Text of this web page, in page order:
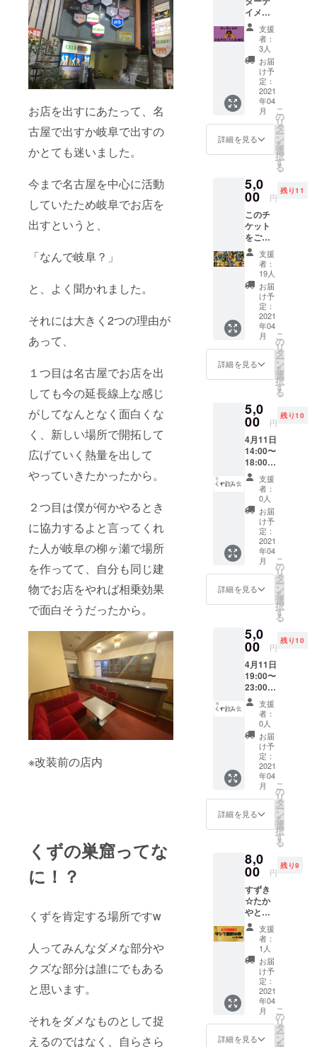
お店を出すにあたって、名
古屋で出すか岐阜で出すの
かとても迷いました。
今まで名古屋を中心に活動
していたため岐阜でお店を
出すというと、
「なんで岐阜？」
と、よく聞かれました。
それには大きく2つの理由が
あって、
１つ目は名古屋でお店を出
しても今の延長線上な感じ
がしてなんとなく面白くな
く、新しい場所で開拓して
広げていく熱量を出して
やっていきたかったから。
２つ目は僕が何かやるとき
に協力するよと言ってくれ
た人が岐阜の柳ヶ瀬で場所
を作ってて、自分も同じ建
物でお店をやれば相乗効果
で面白そうだったから。
※改装前の店内
くずの巣窟ってな
に！？
くずを肯定する場所ですw
人ってみんなダメな部分や
クズな部分は誰にでもある
と思います。
それをダメなものとして捉
えるのではなく、自らさら
お名前
をご記
入くだ
さい。
て感謝
の気持
ちを込
めて手
を合わ
せま
す。 感
謝の
メッ
セージ
を送り
ます。
イメン
トエセ
タロッ
ト占い
師の
おっ
ちゃん
とzオン
ライン
ツール
で60分
エセタ
ロット
占いを
ら人生
相談が
出来る
権利で
す。 日
時は
メール
でやり
とりを
します
ので必
ずよく
確認す
るメー
ルアド
レスを
ご記入
支援
者：
3人
お届
け予
定：
2021
年04
月
詳細を見る
こ
の
リ
タ
ー
ン
を
選
択
す
る
5,0
00 円
残り11
このチ
ケット
をご提
示いた
だいた
日は営
業時間
内なら
お酒が
飲み放
題とな
りま
す！ ク
ズにな
るには
最高の
ンで
す！！
・有効
期限：
2021年
4月〜
2021年
12月 ・
受け渡
し方
法：
メール
でお送
りしま
す。ご
来店時
に画面
シャン
パンは
含まれ
ません
支援
者：
19人
お届
け予
定：
2021
年04
月
詳細を見る
こ
の
リ
タ
ー
ン
を
選
択
す
る
5,0
00 円
残り10
4月11日
14:00〜
18:00か
らくず
の巣窟
で開催
される
くず飲
み会の
参加券
です。
自薦他
薦は問
いませ
ん。ク
ズだと
方、ク
ズを見
てみた
い方は
是非ご
参加
を！！
※受け渡
し方
法：
メール
でお送
りしま
す。ご
来店時
に画面
を確認
ドリン
ク代は
チケッ
トに含
まれま
す。 ※
当日食
べ物の
持ち込
みは可
です
支援
者：
0人
お届
け予
定：
2021
年04
月
詳細を見る
こ
の
リ
タ
ー
ン
を
選
択
す
る
5,0
00 円
残り10
4月11日
19:00〜
23:00か
らくず
の巣窟
で開催
される
くず飲
み会の
参加券
です。
自薦他
薦は問
いませ
ん。ク
ズだと
方、ク
ズを見
てみた
い方は
是非ご
参加
を！！
※受け渡
し方
法：
メール
でお送
りしま
す。ご
来店時
に画面
を確認
支援
者：
0人
お届
け予
定：
2021
年04
月
詳細を見る
こ
の
リ
タ
ー
ン
を
選
択
す
る
8,0
00 円
残り9
すずき
☆たか
やとく
ずの巣
窟でサ
シで昼
飲み出
来る権
利で
す。(土
日月限
定) じっ
くり
ゆっく
支援
者：
1人
お届
け予
定：
2021
年04
月
詳細を見る
こ
の
リ
タ
ー
ン
を